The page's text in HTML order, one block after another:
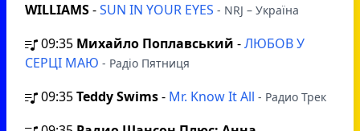
WILLIAMS-SUN IN YOUR EYES - NRJ – Україна
09:35 Михайло Поплавський -ЛЮБОВ У
СЕРЦІ МАЮ - Радіо Пятниця
09:35Teddy Swims- Mr. Know It All - Радио Трек